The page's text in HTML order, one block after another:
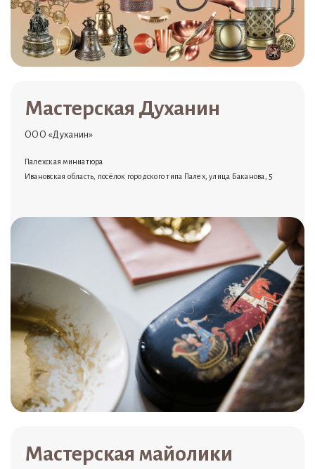
Мастерская Духанин
ООО «Духанин»
Палехская миниатюра
Ивановская область, посёлок городского типа Палех, улица Баканова, 5
Мастерская майолики